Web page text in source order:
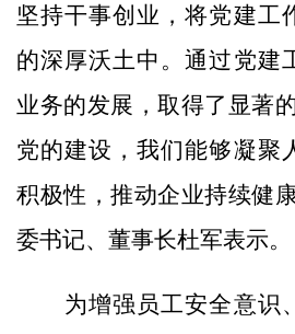
坚持干事创业，将党建工
的深厚沃土中。通过党建
业务的发展，取得了显著
党的建设，我们能够凝聚
积极性，推动企业持续健
委书记、董事长杜军表示。
为增强员工安全意识